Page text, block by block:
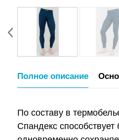
Полное описание
По составу в
Спандекс